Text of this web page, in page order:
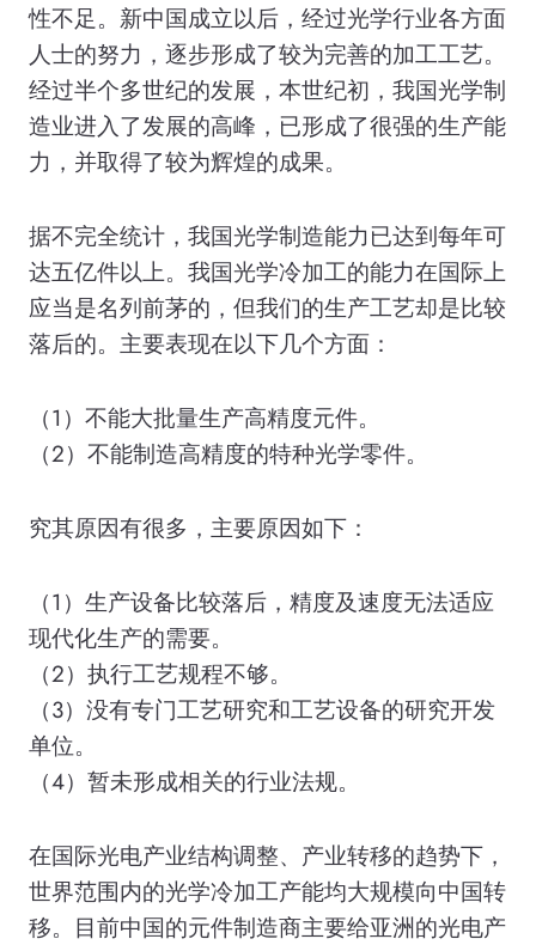
性不足。新中国成立以后，经过光学行业各方面
人士的努力，逐步形成了较为完善的加工工艺。
经过半个多世纪的发展，本世纪初，我国光学制
造业进入了发展的高峰，已形成了很强的生产能
力，并取得了较为辉煌的成果。
据不完全统计，我国光学制造能力已达到每年可
达五亿件以上。我国光学冷加工的能力在国际上
应当是名列前茅的，但我们的生产工艺却是比较
落后的。主要表现在以下几个方面：
（1）不能大批量生产高精度元件。
（2）不能制造高精度的特种光学零件。
究其原因有很多，主要原因如下：
（1）生产设备比较落后，精度及速度无法适应
现代化生产的需要。
（2）执行工艺规程不够。
（3）没有专门工艺研究和工艺设备的研究开发
单位。
（4）暂未形成相关的行业法规。
在国际光电产业结构调整、产业转移的趋势下，
世界范围内的光学冷加工产能均大规模向中国转
移。目前中国的元件制造商主要给亚洲的光电产